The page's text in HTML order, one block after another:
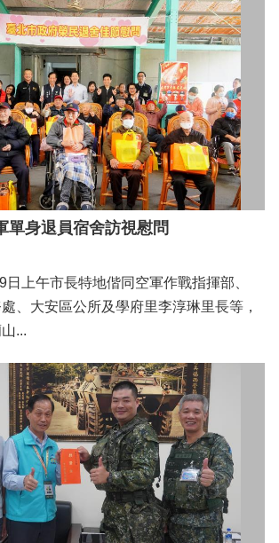
單身退員宿舍訪視慰問
午市長特地偕同空軍作戰指揮部、
、大安區公所及學府里李淳琳里長等，
...